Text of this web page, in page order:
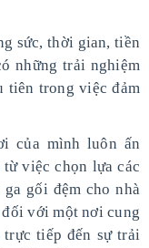
sức, thời gian, tiền
những trải nghiệm
tiên trong việc đảm
của mình luôn ấn
việc chọn lựa các
ga gối đệm cho nhà
với một nơi cung
tiếp đến sự trải